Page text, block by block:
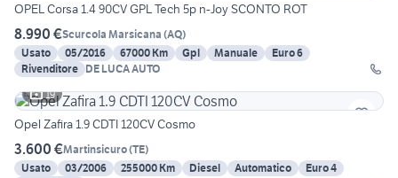
OPEL Corsa 1.4 90CV GPL Tech 5p n-Joy SCONTO ROT
8.990 €Scurcola Marsicana (AQ)
Usato
05/2016 67000 Km Gpl Manuale
Euro 6
Rivenditore DE LUCA AUTO
19
Opel Zafira 1.9 CDTI 120CV Cosmo
3.600 €Martinsicuro(TE)
Usato
03/2006 255000 Km Diesel Automatico
Euro 4